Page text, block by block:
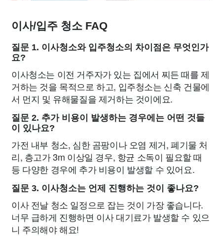
이사/입주 청소 FAQ
질문 1. 이사청소와 입주청소의 차이점은 무엇인가
요?
이사청소는 이전 거주자가 있는 집에서 찌든 때를 제
거하는 것을 목적으로 하고, 입주청소는 신축 건물에
서 먼지 및 유해물질을 제거하는 것이에요.
질문 2. 추가 비용이 발생하는 경우에는 어떤 것들
이 있나요?
가전 내부 청소, 심한 곰팡이나 오염 제거, 폐기물 처
리, 층고가 3m 이상일 경우, 항균 소독이 필요할 때
등 다양한 경우에 추가 비용이 발생할 수 있어요.
질문 3. 이사청소는 언제 진행하는 것이 좋나요?
이사 전날 청소 일정으로 잡는 것이 가장 좋습니다.
너무 급하게 진행하면 이사 대기료가 발생할 수 있으
니 주의해야 해요!